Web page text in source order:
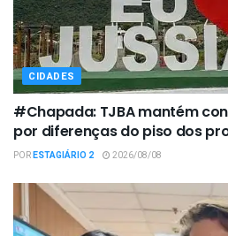
CIDADES
#Chapada: TJBA mantém
por diferenças do piso dos
PORESTAGIÁRIO 2 2026/08/08